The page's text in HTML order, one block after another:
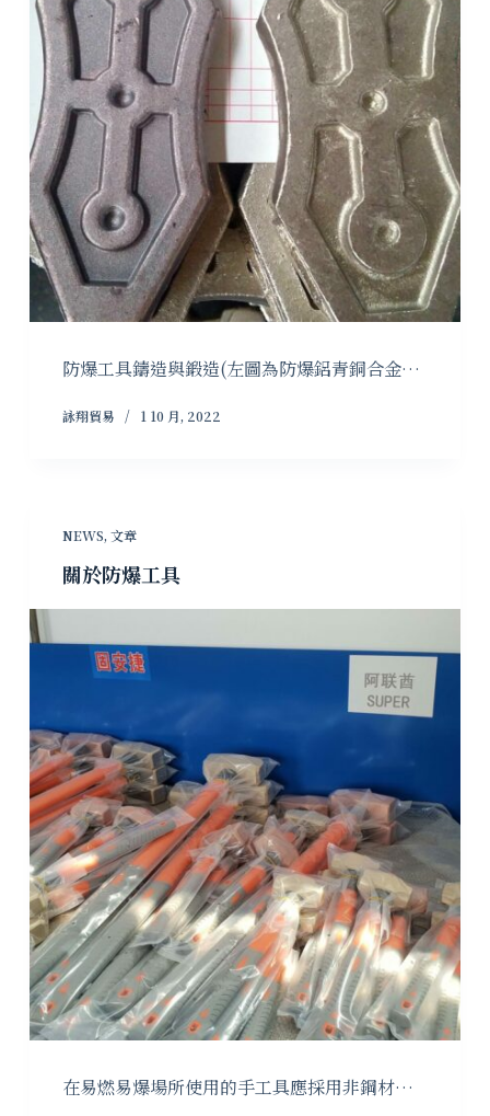
防爆工具鑄造與鍛造(左圖為防爆鋁青銅合金…
詠翔貿易 1 10 月, 2022
NEWS, 文章
關於防爆工具
在易燃易爆場所使用的手工具應採用非鋼材…